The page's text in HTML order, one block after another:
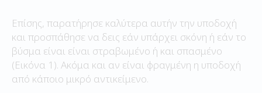
Επίσης, παρατήρησε καλύτερα αυτήν την υποδοχή
και προσπάθησε να δεις εάν υπάρχει σκόνη ή εάν το
βύσμα είναι είναι στραβωμένο ή και σπασμένο
(Εικόνα 1). Ακόμα και αν είναι φραγμένη η υποδοχή
από κάποιο μικρό αντικείμενο.